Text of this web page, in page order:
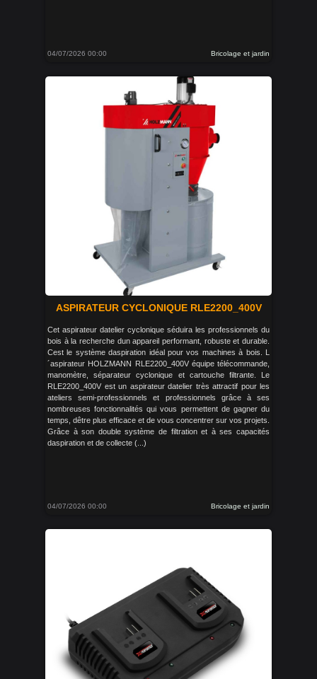
04/07/2026 00:00 Bricolage et jardin
ASPIRATEUR CYCLONIQUE RLE2200_400V
Cet aspirateur datelier cyclonique séduira les professionnels du
bois à la recherche dun appareil performant, robuste et durable.
Cest le système daspiration idéal pour vos machines à bois. L
´aspirateur HOLZMANN RLE2200_400V équipe télécommande,
manomètre, séparateur cyclonique et cartouche filtrante. Le
RLE2200_400V est un aspirateur datelier très attractif pour les
ateliers semi-professionnels et professionnels grâce à ses
nombreuses fonctionnalités qui vous permettent de gagner du
temps, dêtre plus efficace et de vous concentrer sur vos projets.
Grâce à son double système de filtration et à ses capacités
daspiration et de collecte (...)
04/07/2026 00:00 Bricolage et jardin